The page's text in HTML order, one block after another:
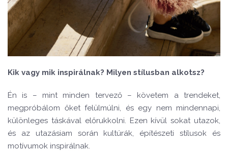
Kik vagy mik inspirálnak? Milyen stílusban alkotsz?
Én is – mint minden tervező – követem a trendeket,
megpróbálom őket felülmúlni, és egy nem mindennapi,
különleges táskával előrukkolni. Ezen kívül sokat utazok,
és az utazásiam során kultúrák, építészeti stílusok és
motívumok inspirálnak.